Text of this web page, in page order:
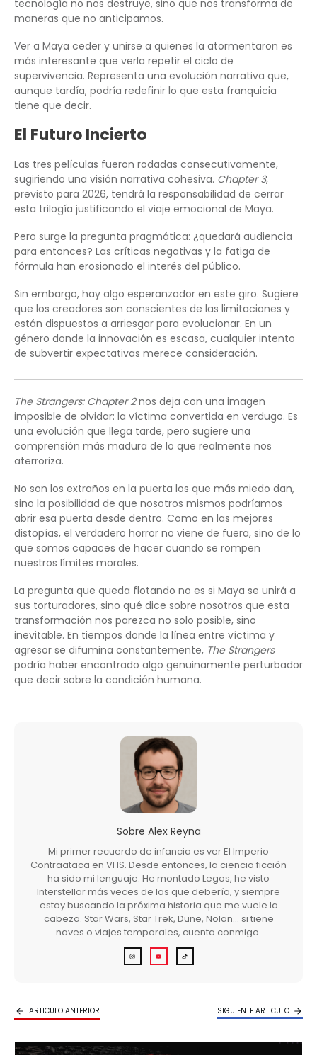
tecnología no nos destruye, sino que nos transforma de
maneras que no anticipamos.
Ver a Maya ceder y unirse a quienes la atormentaron es
más interesante que verla repetir el ciclo de
supervivencia. Representa una evolución narrativa que,
aunque tardía, podría redefinir lo que esta franquicia
tiene que decir.
El Futuro Incierto
Las tres películas fueron rodadas consecutivamente,
sugiriendo una visión narrativa cohesiva. Chapter 3,
previsto para 2026, tendrá la responsabilidad de cerrar
esta trilogía justificando el viaje emocional de Maya.
Pero surge la pregunta pragmática: ¿quedará audiencia
para entonces? Las críticas negativas y la fatiga de
fórmula han erosionado el interés del público.
Sin embargo, hay algo esperanzador en este giro. Sugiere
que los creadores son conscientes de las limitaciones y
están dispuestos a arriesgar para evolucionar. En un
género donde la innovación es escasa, cualquier intento
de subvertir expectativas merece consideración.
The Strangers: Chapter 2nos deja con una imagen
imposible de olvidar: la víctima convertida en verdugo. Es
una evolución que llega tarde, pero sugiere una
comprensión más madura de lo que realmente nos
aterroriza.
No son los extraños en la puerta los que más miedo dan,
sino la posibilidad de que nosotros mismos podríamos
abrir esa puerta desde dentro. Como en las mejores
distopías, el verdadero horror no viene de fuera, sino de lo
que somos capaces de hacer cuando se rompen
nuestros límites morales.
La pregunta que queda flotando no es si Maya se unirá a
sus torturadores, sino qué dice sobre nosotros que esta
transformación nos parezca no solo posible, sino
inevitable. En tiempos donde la línea entre víctima y
agresor se difumina constantemente, The Strangers
podría haber encontrado algo genuinamente perturbador
que decir sobre la condición humana.
Sobre Alex Reyna
Mi primer recuerdo de infancia es ver El Imperio
Contraataca en VHS. Desde entonces, la ciencia ficción
ha sido mi lenguaje. He montado Legos, he visto
Interstellar más veces de las que debería, y siempre
estoy buscando la próxima historia que me vuele la
cabeza. Star Wars, Star Trek, Dune, Nolan… si tiene
naves o viajes temporales, cuenta conmigo.
ARTICULO ANTERIOR SIGUIENTE ARTICULO